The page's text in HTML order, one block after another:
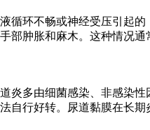
循环不畅或神经受压引起
部肿胀和麻木。这种情况
炎多由细菌感染、非感染
自行好转。尿道黏膜在长